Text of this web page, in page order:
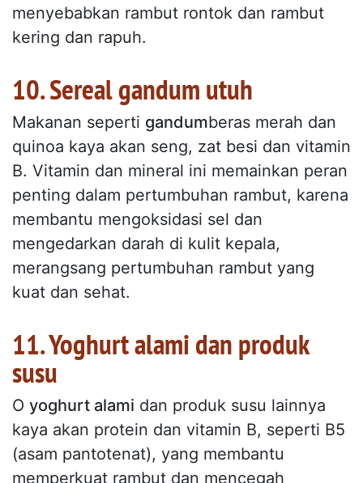
menyebabkan rambut rontok dan rambut
kering dan rapuh.
10. Sereal gandum utuh
Makanan seperti gandumberas merah dan
quinoa kaya akan seng, zat besi dan vitamin
B. Vitamin dan mineral ini memainkan peran
penting dalam pertumbuhan rambut, karena
membantu mengoksidasi sel dan
mengedarkan darah di kulit kepala,
merangsang pertumbuhan rambut yang
kuat dan sehat.
11. Yoghurt alami dan produk
susu
O yoghurt alami dan produk susu lainnya
kaya akan protein dan vitamin B, seperti B5
(asam pantotenat), yang membantu
memperkuat rambut dan mencegah